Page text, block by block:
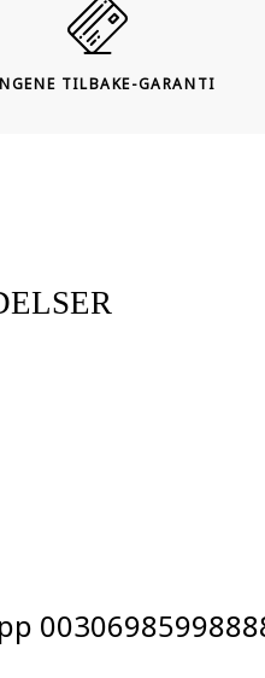
TILBAKE-GARANTI